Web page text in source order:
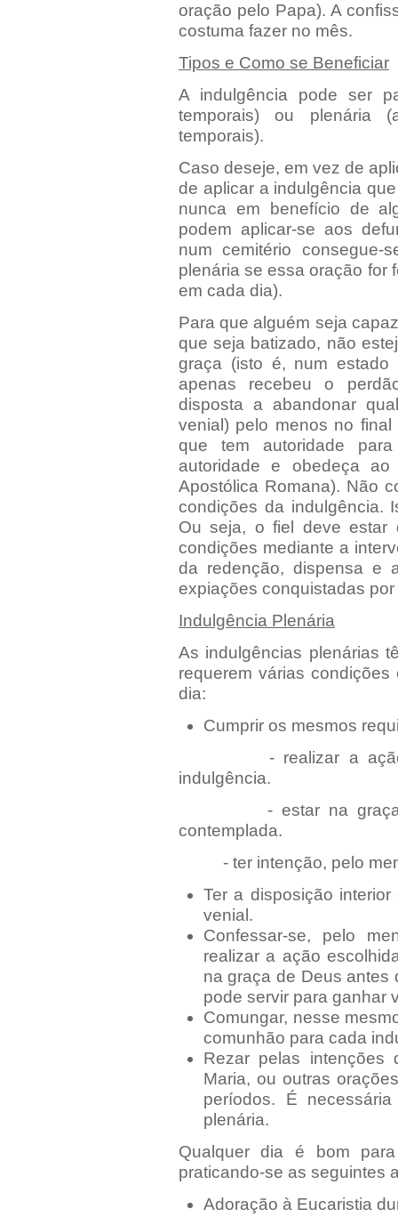
oração pelo Papa). A
costuma fazer no mês.
Tipos e Como se Beneficiar
A indulgência pode ser
temporais) ou plenária
temporais).
Caso deseje, em vez de
de aplicar a indulgência
nunca em benefício de
podem aplicar-se aos
num cemitério consegue-
plenária se essa oração for
em cada dia).
Para que alguém seja
que seja batizado, não
graça (isto é, num
apenas recebeu o
disposta a abandonar
venial) pelo menos no
que tem autoridade
autoridade e obedeça
Apostólica Romana). Não
condições da indulgência.
Ou seja, o fiel deve estar
condições mediante a
da redenção, dispensa e
expiações conquistadas
Indulgência Plenária
As indulgências plenárias
requerem várias
dia:
Cumprir os mesmos
- realizar a ação
indulgência.
- estar na graça de
contemplada.
- ter intenção, pelo
Ter a disposição
venial.
Confessar-se, pelo
realizar a ação
na graça de Deus antes
pode servir para ganhar
Comungar, nesse
comunhão para cada
Rezar pelas
Maria, ou outras
períodos. É
plenária.
Qualquer dia é bom
praticando-se as seguintes
Adoração à Eucaristia